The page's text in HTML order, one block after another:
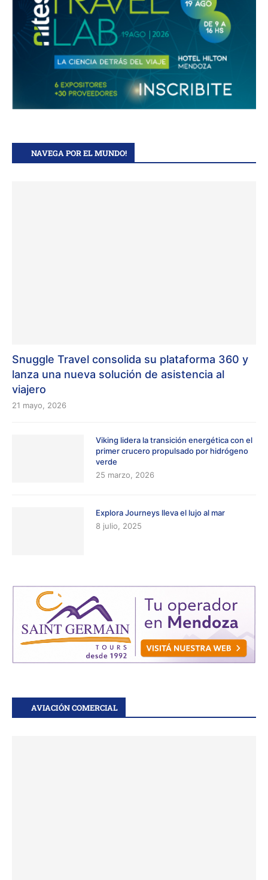
NAVEGA POR EL MUNDO!
Snuggle Travel consolida su plataforma 360 y
lanza una nueva solución de asistencia al
viajero
21 mayo, 2026
Viking lidera la transición energética con el
primer crucero propulsado por hidrógeno
verde
25 marzo, 2026
Explora Journeys lleva el lujo al mar
8 julio, 2025
AVIACIÓN COMERCIAL